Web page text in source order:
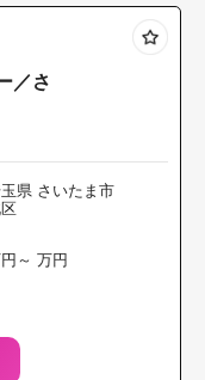
／さ
県 さいたま市
～ 万円